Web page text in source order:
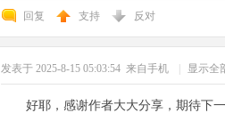
回复 支持 反对
发表于 2025-8-15 05:03:54 来自手机 显示全
好耶，感谢作者大大分享，期待下